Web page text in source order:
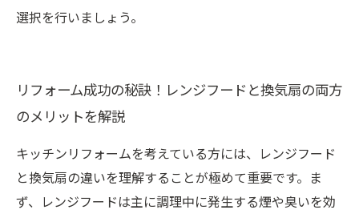
選択を行いましょう。
リフォーム成功の秘訣！レンジフードと換気扇の両方
のメリットを解説
キッチンリフォームを考えている方には、レンジフード
と換気扇の違いを理解することが極めて重要です。ま
ず、レンジフードは主に調理中に発生する煙や臭いを効